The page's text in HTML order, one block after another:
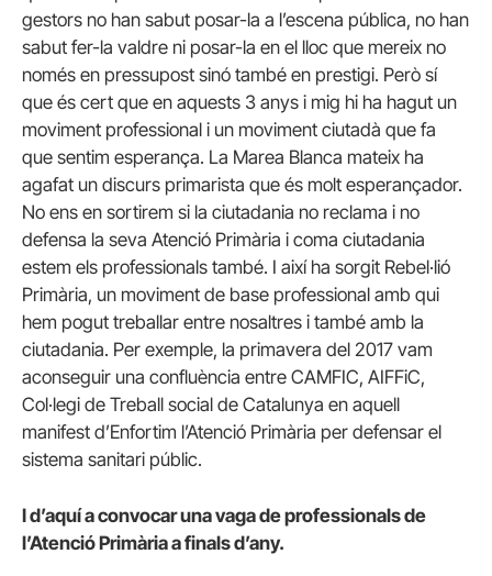
gestors no han sabut posar-la a l’escena pública, no han
sabut fer-la valdre ni posar-la en el lloc que mereix no
només en pressupost sinó també en prestigi. Però sí
que és cert que en aquests 3 anys i mig hi ha hagut un
moviment professional i un moviment ciutadà que fa
que sentim esperança. La Marea Blanca mateix ha
agafat un discurs primarista que és molt esperançador.
No ens en sortirem si la ciutadania no reclama i no
defensa la seva Atenció Primària i coma ciutadania
estem els professionals també. I així ha sorgit Rebel·lió
Primària, un moviment de base professional amb qui
hem pogut treballar entre nosaltres i també amb la
ciutadania. Per exemple, la primavera del 2017 vam
aconseguir una confluència entre CAMFIC, AIFFiC,
Col·legi de Treball social de Catalunya en aquell
manifest d’Enfortim l’Atenció Primària per defensar el
sistema sanitari públic.
I d’aquí a convocar una vaga de professionals de
l’Atenció Primària a finals d’any.